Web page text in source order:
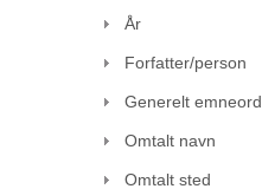
År
Forfatter/person
Generelt emneord
Omtalt navn
Omtalt sted